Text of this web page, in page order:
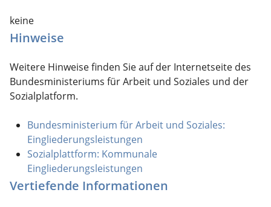
keine
Hinweise
Weitere Hinweise finden Sie auf der Internetseite des
Bundesministeriums für Arbeit und Soziales und der
Sozialplatform.
Bundesministerium für Arbeit und Soziales:
Eingliederungsleistungen
Sozialplattform: Kommunale
Eingliederungsleistungen
Vertiefende Informationen